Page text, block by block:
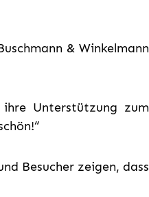
& Winkelmann
Unterstützung zum
Besucher zeigen, dass